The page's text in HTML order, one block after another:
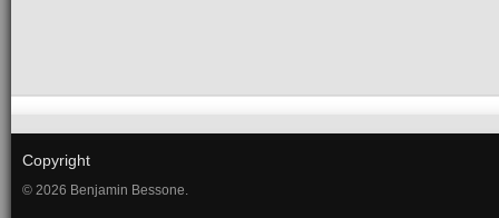
Copyright
© 2026 Benjamin Bessone.